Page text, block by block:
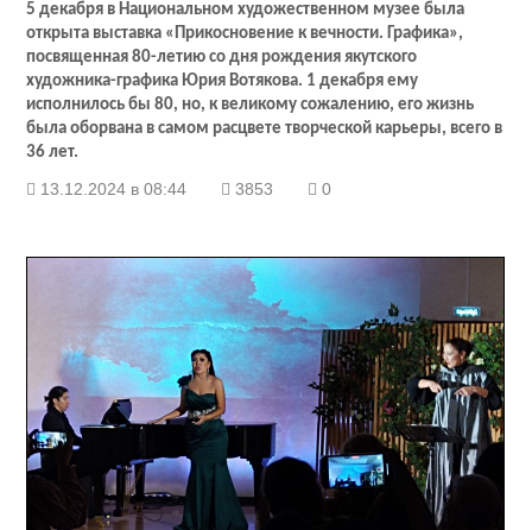
5 декабря в Национальном художественном музее была
открыта выставка «Прикосновение к вечности. Графика»,
посвященная 80-летию со дня рождения якутского
художника-графика Юрия Вотякова. 1 декабря ему
исполнилось бы 80, но, к великому сожалению, его жизнь
была оборвана в самом расцвете творческой карьеры, всего в
36 лет.
13.12.2024 в 08:44 3853 0